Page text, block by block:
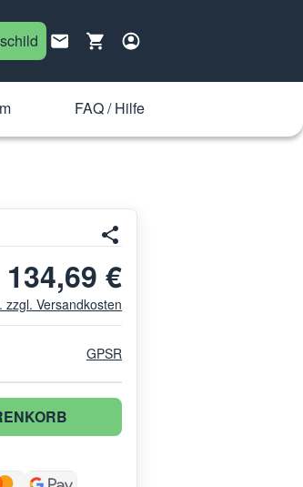
FAQ / Hilfe
134,69 €
zzgl. Versandkosten
GPSR